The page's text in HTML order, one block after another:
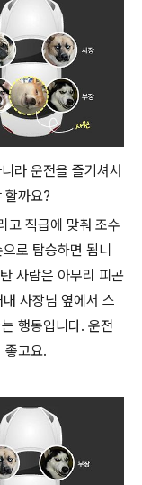
라 운전을 즐기셔서
할까요?
고 직급에 맞춰 조수
로 탑승하면 됩니
사람은 아무리 피곤
사장님 옆에서 스
행동입니다. 운전
좋고요.